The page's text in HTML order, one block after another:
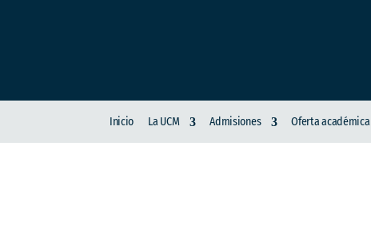
Inicio La UCM Admisiones Oferta académica